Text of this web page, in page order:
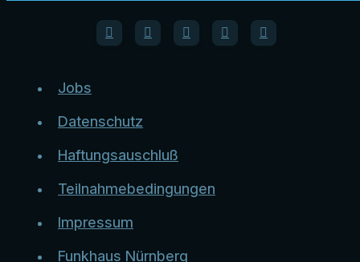
Jobs
Datenschutz
Haftungsauschluß
Teilnahmebedingungen
Impressum
Funkhaus Nürnberg